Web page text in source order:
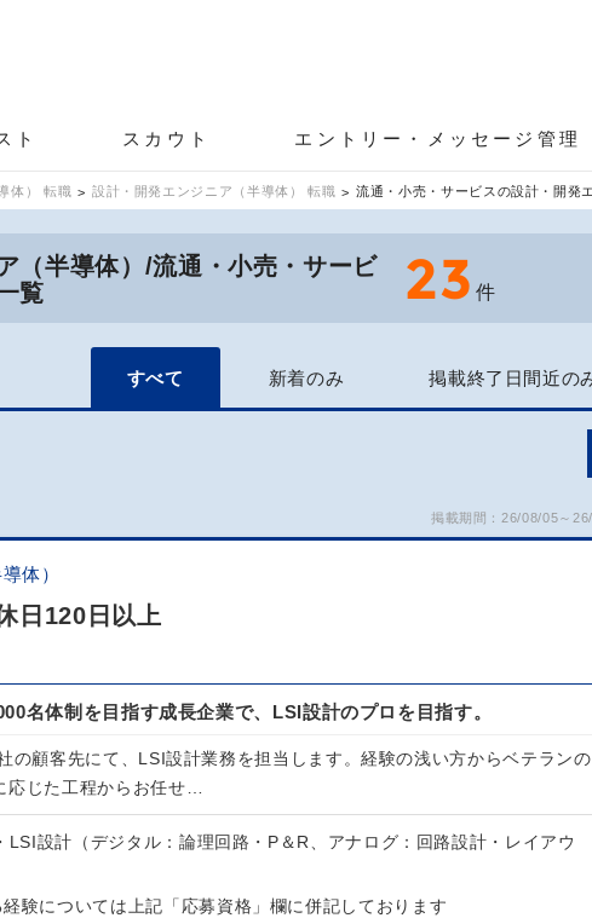
ト スカウト エントリー・メッセージ管理
体） 転職 設計・開発エンジニア（半導体） 転職 流通・小売・サービスの設計・開発
（半導体）/流通・小売・サービ
覧
23 件
すべて 新着のみ 掲載終了日間近の
掲載期間：26/08/05～
体）
日120日以上
名体制を目指す成長企業で、LSI設計のプロを目指す。
の顧客先にて、LSI設計業務を担当します。経験の浅い方からベテランの
応じた工程からお任せ…
LSI設計（デジタル：論理回路・P＆R、アナログ：回路設計・レイアウ
験については上記「応募資格」欄に併記しております